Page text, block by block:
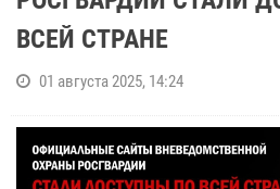
ВСЕЙ СТРАНЕ
01 августа 2025, 14:24